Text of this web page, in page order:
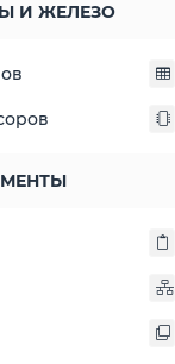
И ЖЕЛЕЗО
Atom x6211E
2950M